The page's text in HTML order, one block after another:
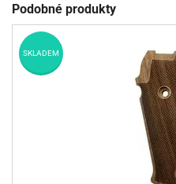
Podobné produkty
SKLADEM